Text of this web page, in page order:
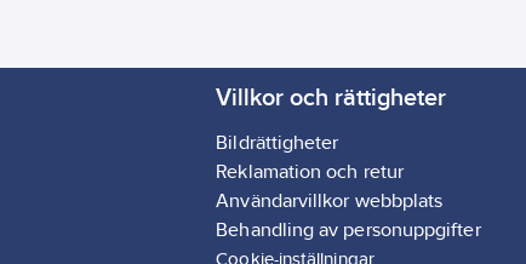
Villkor och rättigheter
Bildrättigheter
Reklamation och retur
Användarvillkor webbplats
Behandling av personuppgifter
Cookie-inställningar